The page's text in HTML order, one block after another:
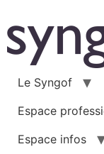
au
contenu
Le Syngof
Espace
Espace infos